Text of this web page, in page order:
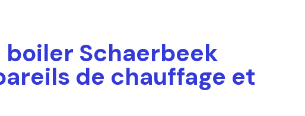
Schaerbeek
de chauffage et